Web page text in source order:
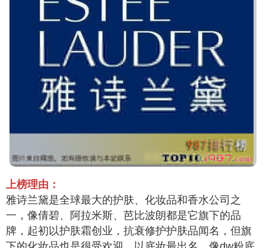
上榜理由：
雅诗兰黛是全球最大的护肤、化妆品和香水公司之
一，像倩碧、阿拉米斯、芭比波朗都是它旗下的品
牌，起初以护肤霜创业，抗衰修护护肤品闻名，但旗